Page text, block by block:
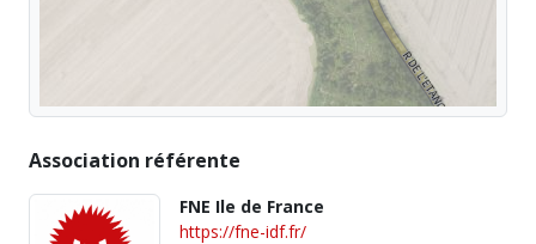
Association référente
FNE Ile de France
https://fne-idf.fr/